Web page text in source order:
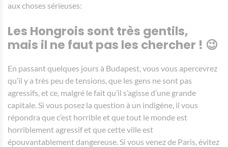
aux choses sérieuses:
Les Hongrois sont très gentils,
mais il ne faut pas les chercher ! 😉
En passant quelques jours à Budapest, vous vous apercevrez
qu’il y a très peu de tensions, que les gens ne sont pas
agressifs, et ce, malgré le fait qu’il s’agisse d’une grande
capitale. Si vous posez la question à un indigène, il vous
répondra que c’est horrible et que tout le monde est
horriblement agressif et que cette ville est
épouvantablement dangereuse. Si vous venez de Paris, évitez